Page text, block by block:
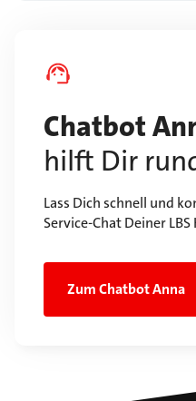
Chatbot
hilft Dir
Lass Dich schnell und
Service-Chat Deiner
Zum Chatbot Anna